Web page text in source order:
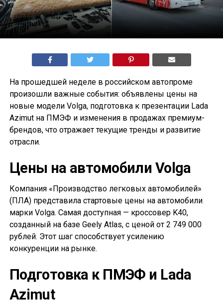
На прошедшей неделе в российском автопроме
произошли важные события: объявлены цены на
новые модели Volga, подготовка к презентации Lada
Azimut на ПМЭФ и изменения в продажах премиум-
брендов, что отражает текущие тренды и развитие
отрасли.
Цены на автомобили Volga
Компания «Производство легковых автомобилей»
(ПЛА) представила стартовые цены на автомобили
марки Volga. Самая доступная — кроссовер K40,
созданный на базе Geely Atlas, с ценой от 2 749 000
рублей. Этот шаг способствует усилению
конкуренции на рынке.
Подготовка к ПМЭФ и Lada
Azimut